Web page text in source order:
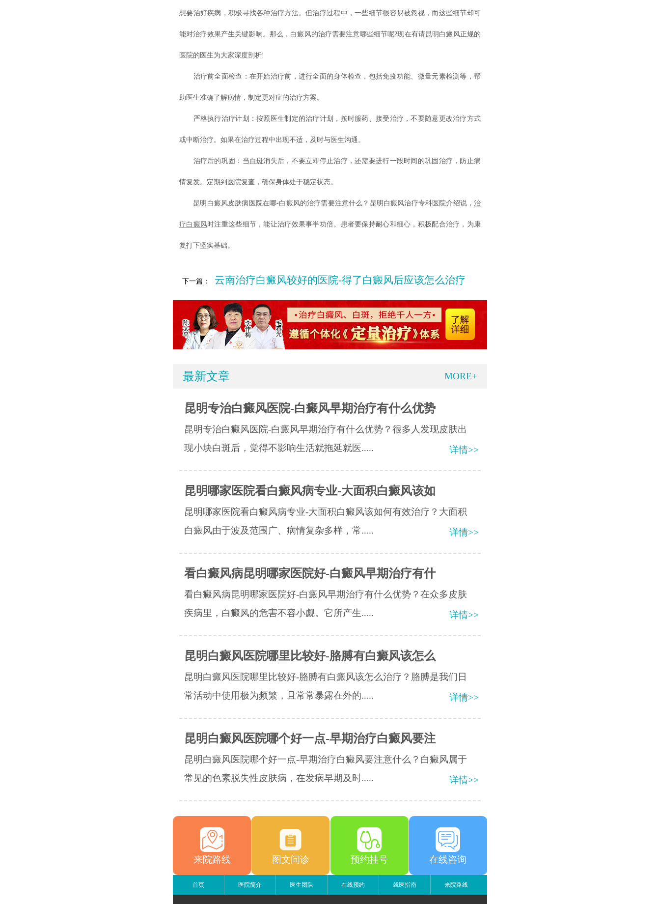
想要治好疾病，积极寻找各种治疗方法。但治疗过程中，一些细节很容易被忽视，而这些细节却可
能对治疗效果产生关键影响。那么，白癜风的治疗需要注意哪些细节呢?现在有请昆明白癜风正规的
医院的医生为大家深度剖析!
治疗前全面检查：在开始治疗前，进行全面的身体检查，包括免疫功能、微量元素检测等，帮
助医生准确了解病情，制定更对症的治疗方案。
严格执行治疗计划：按照医生制定的治疗计划，按时服药、接受治疗，不要随意更改治疗方式
或中断治疗。如果在治疗过程中出现不适，及时与医生沟通。
治疗后的巩固：当 白斑消失后，不要立即停止治疗，还需要进行一段时间的巩固治疗，防止病
情复发。定期到医院复查，确保身体处于稳定状态。
昆明白癜风皮肤病医院在哪-白癜风的治疗需要注意什么？昆明白癜风治疗专科医院介绍说， 治
疗白癜风时注重这些细节，能让治疗效果事半功倍。患者要保持耐心和细心，积极配合治疗，为康
复打下坚实基础。
下一篇： 云南治疗白癜风较好的医院-得了白癜风后应该怎么治疗
最新文章 MORE+
昆明专治白癜风医院-白癜风早期治疗有什么优势
昆明专治白癜风医院-白癜风早期治疗有什么优势？很多人发现皮肤出
现小块白斑后，觉得不影响生活就拖延就医.....
详情>>
昆明哪家医院看白癜风病专业-大面积白癜风该如
昆明哪家医院看白癜风病专业-大面积白癜风该如何有效治疗？大面积
白癜风由于波及范围广、病情复杂多样，常.....
详情>>
看白癜风病昆明哪家医院好-白癜风早期治疗有什
看白癜风病昆明哪家医院好-白癜风早期治疗有什么优势？在众多皮肤
疾病里，白癜风的危害不容小觑。它所产生.....
详情>>
昆明白癜风医院哪里比较好-胳膊有白癜风该怎么
昆明白癜风医院哪里比较好-胳膊有白癜风该怎么治疗？胳膊是我们日
常活动中使用极为频繁，且常常暴露在外的.....
详情>>
昆明白癜风医院哪个好一点-早期治疗白癜风要注
昆明白癜风医院哪个好一点-早期治疗白癜风要注意什么？白癜风属于
常见的色素脱失性皮肤病，在发病早期及时.....
详情>>
来院路线 图文问诊 预约挂号 在线咨询
首页 医院简介 医生团队 在线预约 就医指南 来院路线